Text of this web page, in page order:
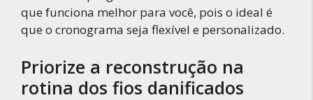
que funciona melhor para você, pois o ideal é
que o cronograma seja flexível e personalizado.
Priorize a reconstrução na
rotina dos fios danificados